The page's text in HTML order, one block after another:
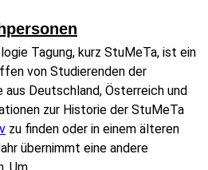
Tagung, kurz StuMeTa, ist ein
von Studierenden der
Deutschland, Österreich und
zur Historie der StuMeTa
zu finden oder in einem älteren
übernimmt eine andere